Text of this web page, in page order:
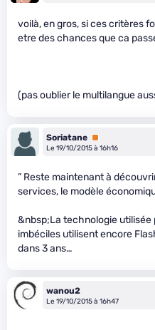
voilà, en gros, si ces critères
etre des chances que ca
(pas oublier le multilangue
Soriatane Premium
Le 19/10/2015 à 16h16
” Reste maintenant à
services, le modèle
&nbsp;La technologie utilisée
imbéciles utilisent encore
dans 3 ans…
wanou2
Le 19/10/2015 à 16h47